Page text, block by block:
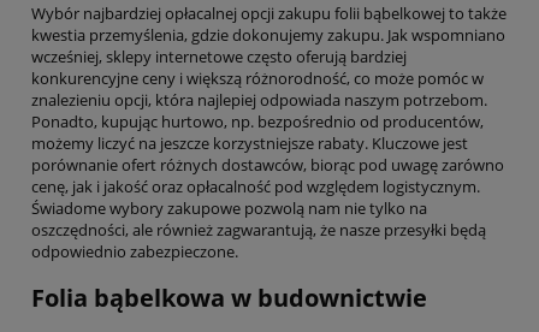
Wybór najbardziej opłacalnej opcji zakupu folii bąbelkowej to także
kwestia przemyślenia, gdzie dokonujemy zakupu. Jak wspomniano
wcześniej, sklepy internetowe często oferują bardziej
konkurencyjne ceny i większą różnorodność, co może pomóc w
znalezieniu opcji, która najlepiej odpowiada naszym potrzebom.
Ponadto, kupując hurtowo, np. bezpośrednio od producentów,
możemy liczyć na jeszcze korzystniejsze rabaty. Kluczowe jest
porównanie ofert różnych dostawców, biorąc pod uwagę zarówno
cenę, jak i jakość oraz opłacalność pod względem logistycznym.
Świadome wybory zakupowe pozwolą nam nie tylko na
oszczędności, ale również zagwarantują, że nasze przesyłki będą
odpowiednio zabezpieczone.
Folia bąbelkowa w budownictwie